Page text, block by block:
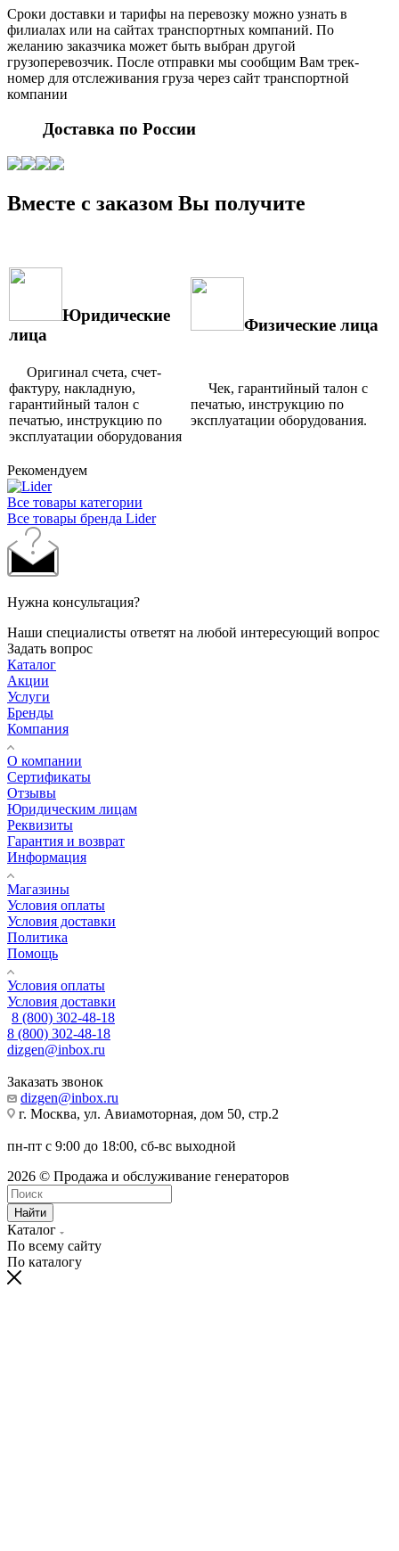
Сроки доставки и тарифы на перевозку можно узнать в
филиалах или на сайтах транспортных компаний. По
желанию заказчика может быть выбран другой
грузоперевозчик. После отправки мы сообщим Вам трек-
номер для отслеживания груза через сайт транспортной
компании
Доставка по России
Вместе с заказом Вы получите
Юридические
лица
Физические лица
Оригинал счета, счет-
фактуру, накладную,
гарантийный талон с
печатью, инструкцию по
эксплуатации оборудования
Чек, гарантийный талон с
печатью, инструкцию по
эксплуатации оборудования.
Рекомендуем
Все товары категории
Все товары бренда Lider
Нужна консультация?
Наши специалисты ответят на любой интересующий вопрос
Задать вопрос
Каталог
Акции
Услуги
Бренды
Компания
О компании
Сертификаты
Отзывы
Юридическим лицам
Реквизиты
Гарантия и возврат
Информация
Магазины
Условия оплаты
Условия доставки
Политика
Помощь
Условия оплаты
Условия доставки
8 (800) 302-48-18
8 (800) 302-48-18
dizgen@inbox.ru
Заказать звонок
dizgen@inbox.ru
г. Москва, ул. Авиамоторная, дом 50, стр.2
пн-пт с 9:00 до 18:00, сб-вс выходной
2026 © Продажа и обслуживание генераторов
Найти
Каталог
По всему сайту
По каталогу